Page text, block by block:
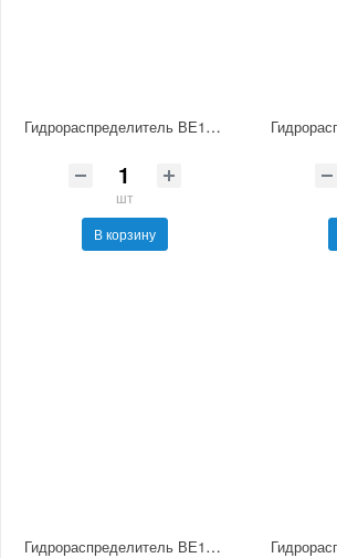
Гидрораспределитель ВЕ10.54-В В380 НМ УХЛ4
шт
В корзину
Гидрораспределитель ВЕ10.14-В В110 НМ УХЛ4